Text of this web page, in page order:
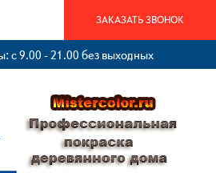
ЗАКАЗАТЬ ЗВОНОК
с 9.00 - 21.00 без выходных